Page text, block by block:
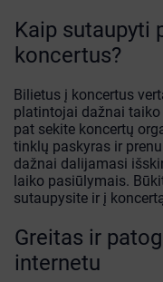
Kaip sutaupyti
koncertus?
Bilietus į koncertus
platintojai dažnai
pat sekite koncertų
tinklų paskyras ir
dažnai dalijamasi
laiko pasiūlymais.
sutaupysite ir į
Greitas ir
internetu